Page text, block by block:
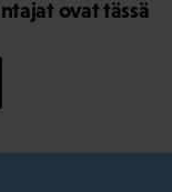
ovat tässä